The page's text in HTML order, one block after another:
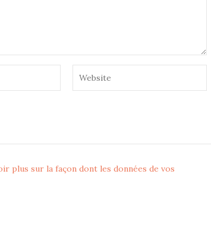
plus sur la façon dont les données de vos